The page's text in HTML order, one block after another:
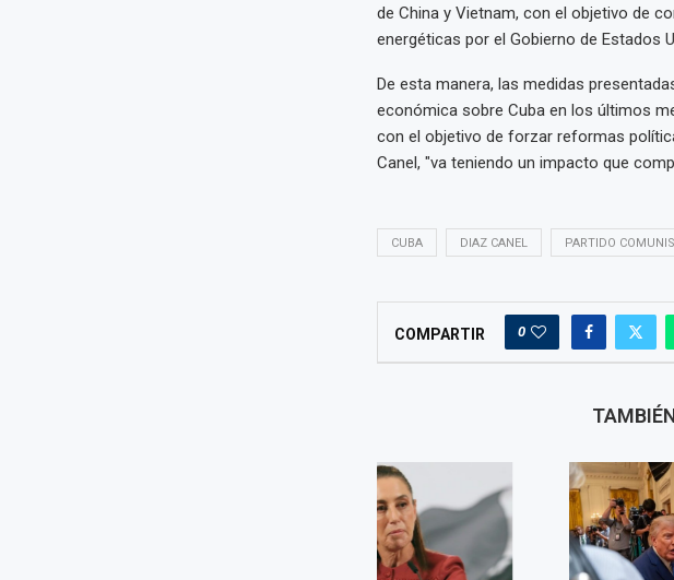
de China y Vietnam, con el objetivo de
energéticas por el Gobierno de Estados
De esta manera, las medidas
económica sobre Cuba en los últimos
con el objetivo de forzar reformas
Canel, "va teniendo un impacto que
CUBA DIAZ CANEL PARTIDO
COMPARTIR 0